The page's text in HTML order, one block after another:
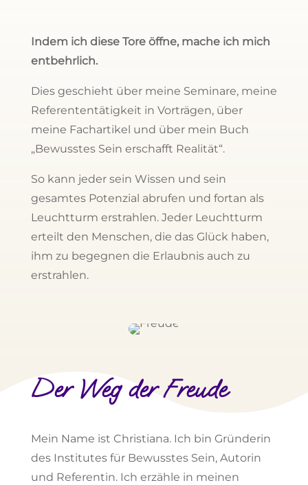
Indem ich diese Tore öffne, mache ich mich
entbehrlich.
Dies geschieht über meine Seminare, meine
Referententätigkeit in Vorträgen, über
meine Fachartikel und über mein Buch
„Bewusstes Sein erschafft Realität“.
So kann jeder sein Wissen und sein
gesamtes Potenzial abrufen und fortan als
Leuchtturm erstrahlen. Jeder Leuchtturm
erteilt den Menschen, die das Glück haben,
ihm zu begegnen die Erlaubnis auch zu
erstrahlen.
Der Weg der Freude
Mein Name ist Christiana. Ich bin Gründerin
des Institutes für Bewusstes Sein, Autorin
und Referentin. Ich erzähle in meinen